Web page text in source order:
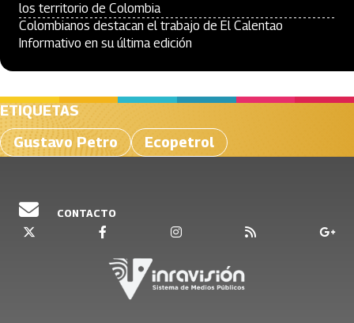
los territorio de Colombia
Colombianos destacan el trabajo de El Calentao
Informativo en su última edición
ETIQUETAS
Gustavo Petro
Ecopetrol
CONTACTO